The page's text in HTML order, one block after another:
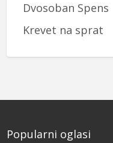
Dvosoban Spens
Krevet na sprat
Popularni oglasi